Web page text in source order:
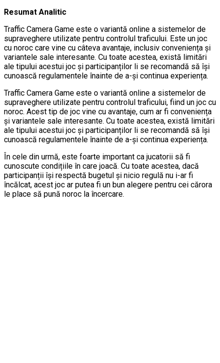
Resumat Analitic
Traffic Camera Game este o variantă online a sistemelor de
supraveghere utilizate pentru controlul traficului. Este un joc
cu noroc care vine cu câteva avantaje, inclusiv conveniența și
variantele sale interesante. Cu toate acestea, există limitări
ale tipului acestui joc și participanților li se recomandă să își
cunoască regulamentele înainte de a-și continua experiența.
Traffic Camera Game este o variantă online a sistemelor de
supraveghere utilizate pentru controlul traficului, fiind un joc cu
noroc. Acest tip de joc vine cu avantaje, cum ar fi conveniența
și variantele sale interesante. Cu toate acestea, există limitări
ale tipului acestui joc și participanților li se recomandă să își
cunoască regulamentele înainte de a-și continua experiența.
În cele din urmă, este foarte important ca jucatorii să fi
cunoscute condițiile în care joacă. Cu toate acestea, dacă
participanții își respectă bugetul și nicio regulă nu i-ar fi
încălcat, acest joc ar putea fi un bun alegere pentru cei cărora
le place să pună noroc la încercare.